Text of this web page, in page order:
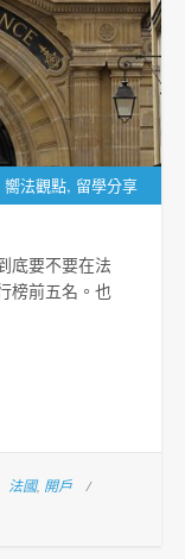
嚮法觀點, 留學分享
底要不要在法
榜前五名。也
法國, 開戶